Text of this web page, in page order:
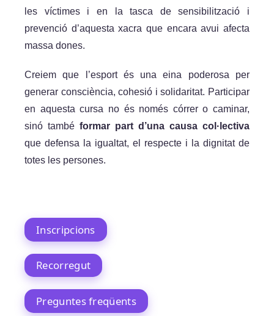
les víctimes i en la tasca de sensibilització i
prevenció d’aquesta xacra que encara avui afecta
massa dones.
Creiem que l’esport és una eina poderosa per
generar consciència, cohesió i solidaritat. Participar
en aquesta cursa no és només córrer o caminar,
sinó també formar part d’una causa col·lectiva
que defensa la igualtat, el respecte i la dignitat de
totes les persones.
Inscripcions
Recorregut
Preguntes freqüents